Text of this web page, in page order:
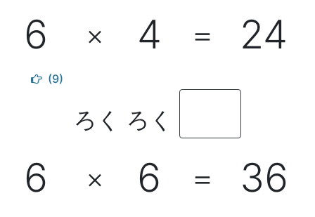
6 × 4 ＝ 24
(9)
ろく ろく
6 × 6 ＝ 36